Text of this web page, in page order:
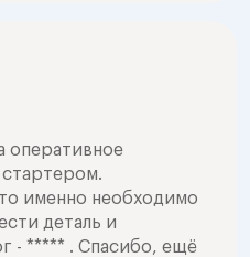
оперативное
именно необходимо
деталь и
- ***** . Спасибо, ещё